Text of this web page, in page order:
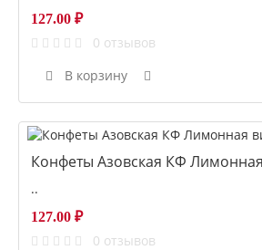
127.00 ₽
0 отзывов
В корзину
Конфеты Азовская КФ
..
127.00 ₽
0 отзывов